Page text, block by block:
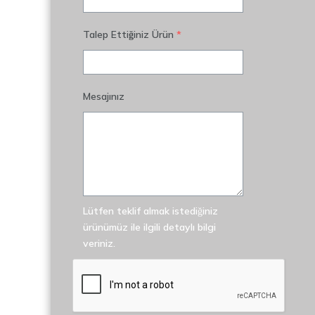
Talep Ettiğiniz Ürün *
Mesajınız
Lütfen teklif almak istediğiniz
ürünümüz ile ilgili detaylı bilgi
veriniz.